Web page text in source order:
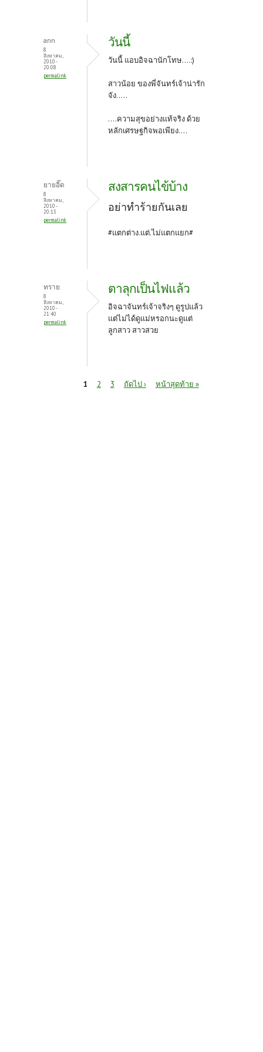
ann
8
สิงหาคม,
2010 -
20:08
permalink
วันนี้
วันนี้ แอบอิจฉานักโทษ....:)
สาวน้อย ของพี่จันทร์เจ้าน่ารัก
จัง.....
....ความสุขอย่างแท้จริง ด้วย
หลักเศรษฐกิจพอเพียง....
ยายอิ๊ด
8
สิงหาคม,
2010 -
20:13
permalink
สงสารคนไข้บ้าง
อย่าทำร้ายกันเลย
#แตกต่าง.แต่.ไม่แตกแยก#
ทราย
8
สิงหาคม,
2010 -
21:40
permalink
ตาลุกเป็นไฟแล้ว
อิจฉาจันทร์เจ้าจริงๆ ดูรูปแล้ว
แต่ไม่ได้ดูแม่หรอกนะดูแต่
ลูกสาว สาวสวย
1 2 3 ถัดไป › หน้าสุดท้าย »